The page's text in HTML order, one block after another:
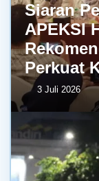
Siaran
APEKSI
Perkuat
3 Juli 2026